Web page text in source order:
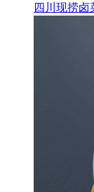
四川现捞卤